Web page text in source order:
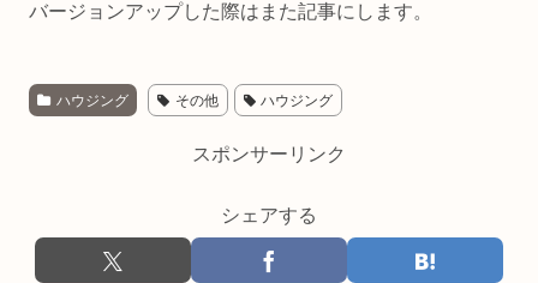
バージョンアップした際はまた記事にします。
ハウジング その他 ハウジング
スポンサーリンク
シェアする